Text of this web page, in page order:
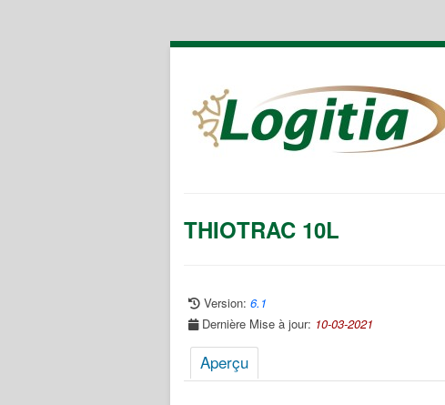
THIOTRAC 10L
Version: 6.1
Dernière Mise à jour: 10-03-2021
Aperçu